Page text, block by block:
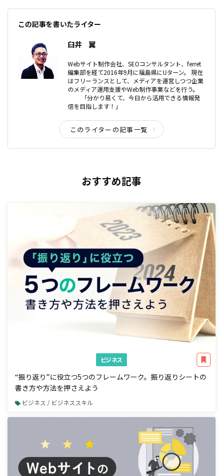
この記事を書いたライター
臼井 翼
Webサイト制作会社、SEOコンサルタント、ferret
編集部を経て2016年9月に福島県にUターン。 現在
はフリーランスとして、メディアを運営しつつ企業
のメディア運用支援やWeb制作事業などを行う。
「分かり易くて、今日から活用できる情報発
信を目指します！」
このライターの記事一覧
おすすめ記事
ビジネス
“振り返り”に役立つ5つのフレームワーク。振り返りシートの
書き方や方法を押さえよう
ビジネス / ビジネススキル